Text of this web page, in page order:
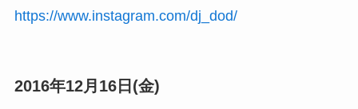
https://www.instagram.com/dj_dod/
2016年12月16日(金)